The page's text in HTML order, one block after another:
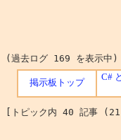
(過去ログ 169 を表示中)
掲示板トップ
C#
[トピック内 40 記事